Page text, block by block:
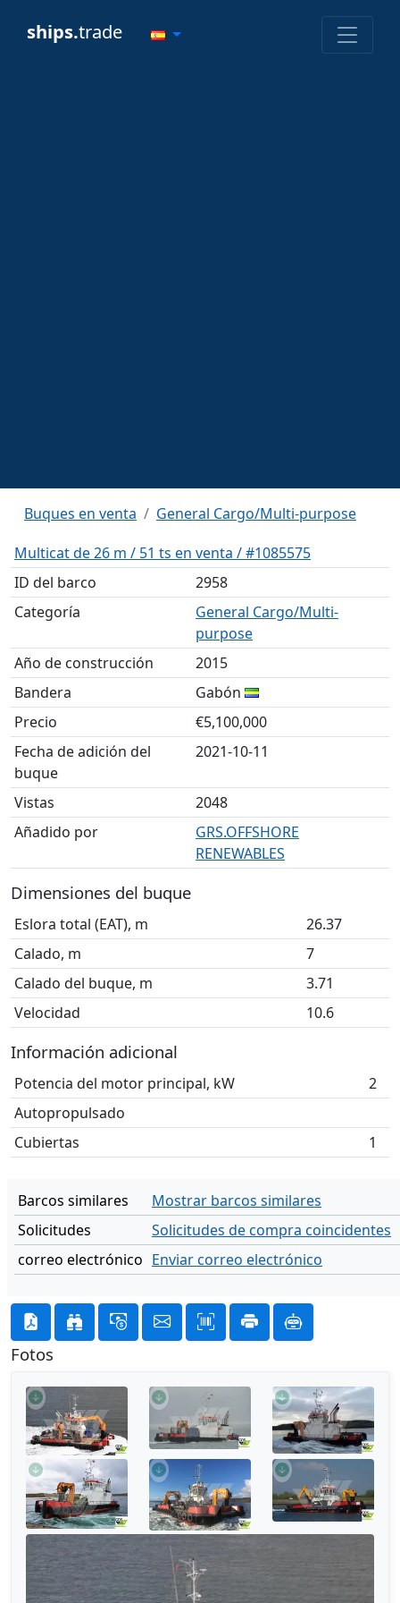
ships.trade
Buques en venta
General Cargo/Multi-purpose
Multicat de 26 m / 51 ts en venta / #1085575
ID del barco
2958
Categoría
General Cargo/Multi-
purpose
Año de construcción
2015
Bandera
Gabón
Precio
€5,100,000
Fecha de adición del
buque
2021-10-11
Vistas
2048
Añadido por
GRS.OFFSHORE
RENEWABLES
Dimensiones del buque
Eslora total (EAT), m
26.37
Calado, m
7
Calado del buque, m
3.71
Velocidad
10.6
Información adicional
Potencia del motor principal, kW
2
Autopropulsado
Cubiertas
1
Barcos similares
Mostrar barcos similares
Solicitudes
Solicitudes de compra coincidentes
correo electrónico Enviar correo electrónico
Fotos